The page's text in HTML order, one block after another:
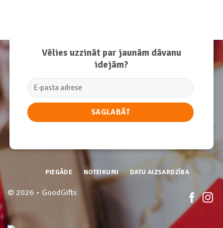
Vēlies uzzināt par jaunām dāvanu
idejām?
© 2026 • GoodGifts
PIEGĀDE NOTEIKUMI DATU AIZSARDZĪBA